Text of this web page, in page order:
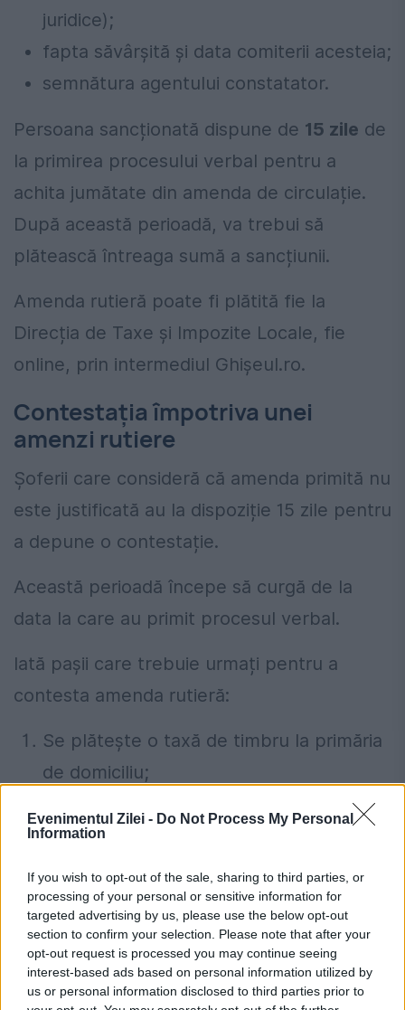
Evenimentul Zilei - Do Not Process My Personal
Information
If you wish to opt-out of the sale, sharing to third parties, or
processing of your personal or sensitive information for
targeted advertising by us, please use the below opt-out
section to confirm your selection. Please note that after your
opt-out request is processed you may continue seeing
interest-based ads based on personal information utilized by
us or personal information disclosed to third parties prior to
juridice);
fapta săvârșită și data comiterii acesteia;
semnătura agentului constatator.
Persoana sancționată dispune de 15 zile de
la primirea procesului verbal pentru a
achita jumătate din amenda de circulație.
După această perioadă, va trebui să
plătească întreaga sumă a sancțiunii.
Amenda rutieră poate fi plătită fie la
Direcția de Taxe și Impozite Locale, fie
online, prin intermediul Ghișeul.ro.
Contestația împotriva unei
amenzi rutiere
Șoferii care consideră că amenda primită nu
este justificată au la dispoziție 15 zile pentru
a depune o contestație.
Această perioadă începe să curgă de la
data la care au primit procesul verbal.
Iată pașii care trebuie urmați pentru a
contesta amenda rutieră:
Se plătește o taxă de timbru la primăria
de domiciliu;
Se depune o contestație a procesului
verbal la judecătoria de domiciliu sau la
cea de pe raza localității unde a fost
aplicată sancțiunea.
Cererea de contestare a amenzii
Cererea de contestare înaintată instanței